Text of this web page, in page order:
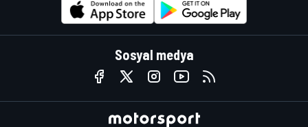
Sosyal medya